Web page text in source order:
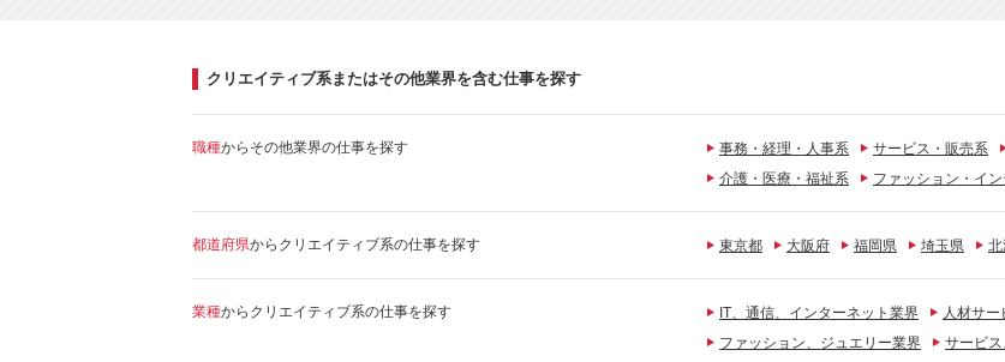
クリエイティブ系またはその他業界を含む仕事を探す
職種からその他業界の仕事を探す 事務・経理・人事系 サービス・販売系
介護・医療・福祉系
ファッション・イ
都道府県からクリエイティブ系の仕事を探す 東京都 大阪府 福岡県 埼玉県 北
業種からクリエイティブ系の仕事を探す IT、通信、インターネット業界 人材サ
ファッション、ジュエリー業界
サービ